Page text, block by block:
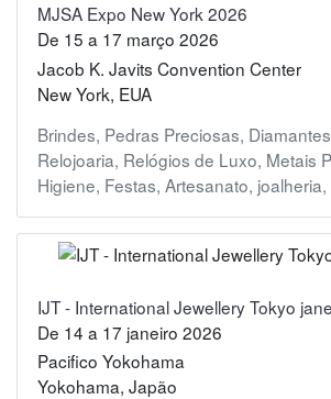
MJSA Expo New York 2026
De 15 a 17 março 2026
Jacob K. Javits Convention Center
New York, EUA
Brindes, Pedras Preciosas, Diamantes
Relojoaria, Relógios de Luxo, Metais
Higiene, Festas, Artesanato, joalheria,
IJT - International Jewellery Tokyo
De 14 a 17 janeiro 2026
Pacifico Yokohama
Yokohama, Japão